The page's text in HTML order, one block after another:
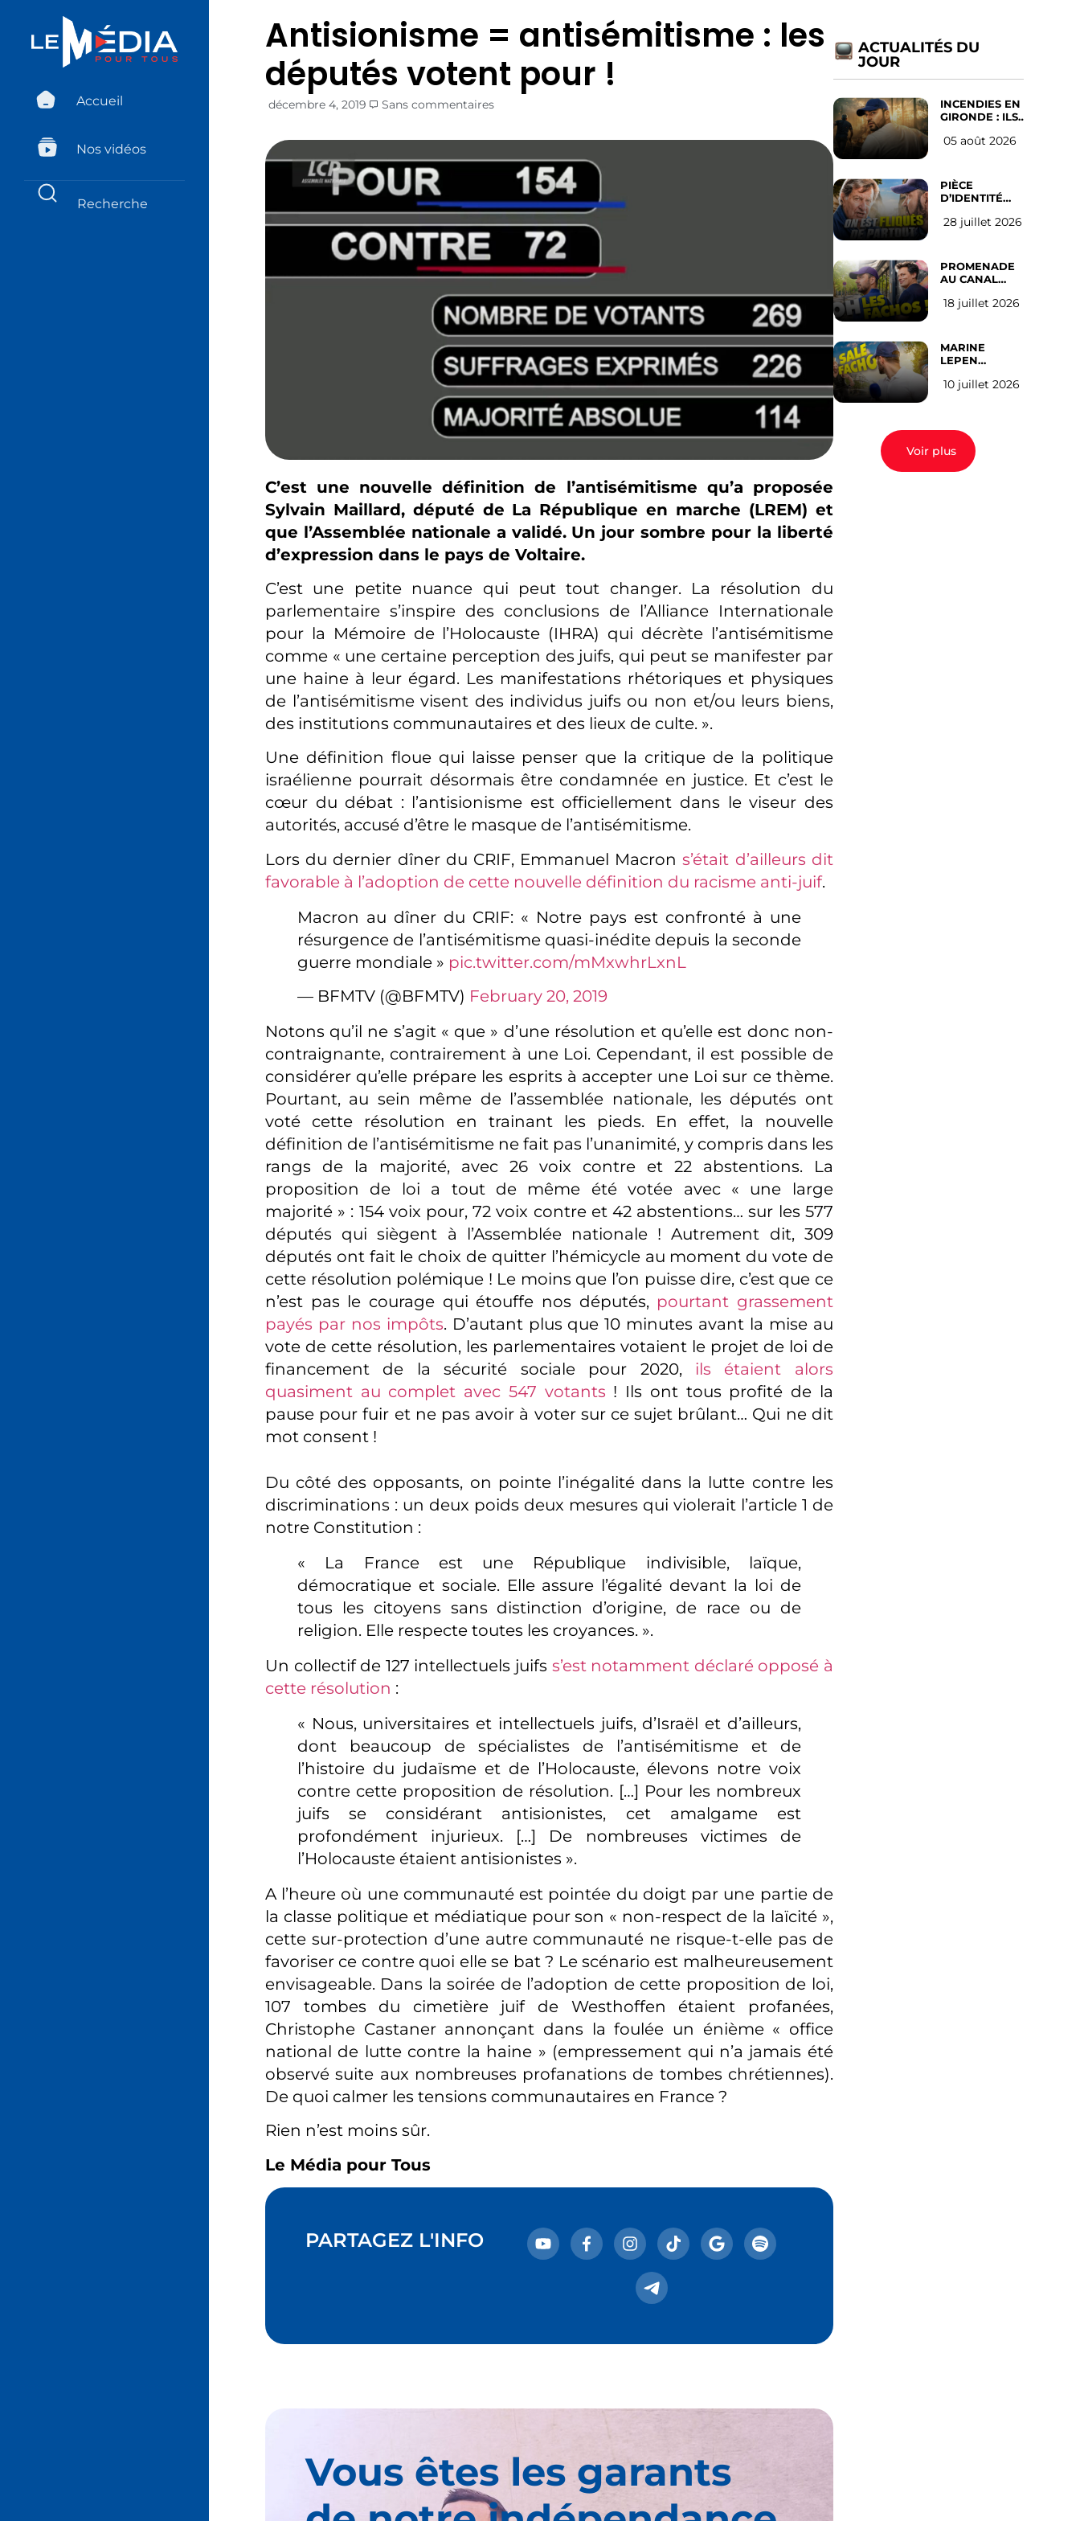
Accueil
Nos vidéos
Antisionisme = antisémitisme : les
députés votent pour !
décembre 4, 2019 Sans commentaires
C’est une nouvelle définition de l’antisémitisme qu’a proposée
Sylvain Maillard, député de La République en marche (LREM) et
que l’Assemblée nationale a validé. Un jour sombre pour la liberté
d’expression dans le pays de Voltaire.
C’est une petite nuance qui peut tout changer. La résolution du
parlementaire s’inspire des conclusions de l’Alliance Internationale
pour la Mémoire de l’Holocauste (IHRA) qui décrète l’antisémitisme
comme « une certaine perception des juifs, qui peut se manifester par
une haine à leur égard. Les manifestations rhétoriques et physiques
de l’antisémitisme visent des individus juifs ou non et/ou leurs biens,
des institutions communautaires et des lieux de culte. ».
Une définition floue qui laisse penser que la critique de la politique
israélienne pourrait désormais être condamnée en justice. Et c’est le
cœur du débat : l’antisionisme est officiellement dans le viseur des
autorités, accusé d’être le masque de l’antisémitisme.
Lors du dernier dîner du CRIF, Emmanuel Macrons’était d’ailleurs dit
favorable à l’adoption de cette nouvelle définition du racisme anti-juif.
Macron au dîner du CRIF: « Notre pays est confronté à une
résurgence de l’antisémitisme quasi-inédite depuis la seconde
guerre mondiale » pic.twitter.com/mMxwhrLxnL
— BFMTV (@BFMTV) February 20, 2019
Notons qu’il ne s’agit « que » d’une résolution et qu’elle est donc non-
contraignante, contrairement à une Loi. Cependant, il est possible de
considérer qu’elle prépare les esprits à accepter une Loi sur ce thème.
Pourtant, au sein même de l’assemblée nationale, les députés ont
voté cette résolution en trainant les pieds. En effet, la nouvelle
définition de l’antisémitisme ne fait pas l’unanimité, y compris dans les
rangs de la majorité, avec 26 voix contre et 22 abstentions. La
proposition de loi a tout de même été votée avec « une large
majorité » : 154 voix pour, 72 voix contre et 42 abstentions… sur les 577
députés qui siègent à l’Assemblée nationale ! Autrement dit, 309
députés ont fait le choix de quitter l’hémicycle au moment du vote de
cette résolution polémique ! Le moins que l’on puisse dire, c’est que ce
n’est pas le courage qui étouffe nos députés, pourtant grassement
payés par nos impôts. D’autant plus que 10 minutes avant la mise au
vote de cette résolution, les parlementaires votaient le projet de loi de
financement de la sécurité sociale pour 2020, ils étaient alors
quasiment au complet avec 547 votants ! Ils ont tous profité de la
pause pour fuir et ne pas avoir à voter sur ce sujet brûlant… Qui ne dit
mot consent !
Du côté des opposants, on pointe l’inégalité dans la lutte contre les
discriminations : un deux poids deux mesures qui violerait l’article 1 de
notre Constitution :
« La France est une République indivisible, laïque,
démocratique et sociale. Elle assure l’égalité devant la loi de
tous les citoyens sans distinction d’origine, de race ou de
religion. Elle respecte toutes les croyances. ».
Un collectif de 127 intellectuels juifs s’est notamment déclaré opposé à
cette résolution :
« Nous, universitaires et intellectuels juifs, d’Israël et d’ailleurs,
dont beaucoup de spécialistes de l’antisémitisme et de
l’histoire du judaïsme et de l’Holocauste, élevons notre voix
contre cette proposition de résolution. […] Pour les nombreux
juifs se considérant antisionistes, cet amalgame est
profondément injurieux. […] De nombreuses victimes de
l’Holocauste étaient antisionistes ».
A l’heure où une communauté est pointée du doigt par une partie de
la classe politique et médiatique pour son « non-respect de la laïcité »,
cette sur-protection d’une autre communauté ne risque-t-elle pas de
favoriser ce contre quoi elle se bat ? Le scénario est malheureusement
envisageable. Dans la soirée de l’adoption de cette proposition de loi,
107 tombes du cimetière juif de Westhoffen étaient profanées,
Christophe Castaner annonçant dans la foulée un énième « office
national de lutte contre la haine » (empressement qui n’a jamais été
observé suite aux nombreuses profanations de tombes chrétiennes).
De quoi calmer les tensions communautaires en France ?
Rien n’est moins sûr.
Le Média pour Tous
PARTAGEZ L'INFO
Vous êtes les garants
ACTUALITÉS DU
JOUR
INCENDIES EN
GIRONDE : ILS
D’ABANDONNER
05 août 2026
PIÈCE
D’IDENTITÉ
SUR LES
l’avis des
Français
28 juillet 2026
PROMENADE
AU CANAL
(les gauchistes
18 juillet 2026
MARINE
LEPEN
EN 2027 : l’avis
10 juillet 2026
Voir plus